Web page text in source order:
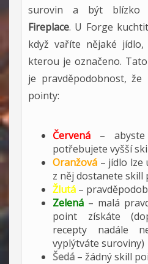
surovin a být
Fireplace. U Forge
když vaříte nějaké
kterou je označeno.
je pravděpodobnost,
pointy:
Červená –
potřebujete vyšší
Oranžová – jídlo lze
z něj dostanete skill
Žlutá –
Zelená – malá
point získáte
recepty nadále
vyplýtváte suroviny)
Šedá – žádný skill